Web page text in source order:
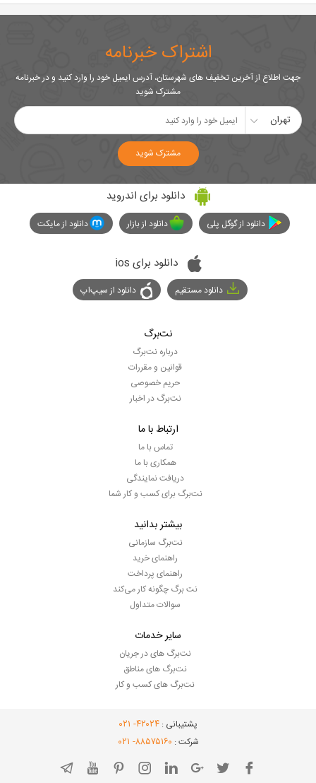
اشتراک خبرنامه
جهت اطلاع از آخرین تخفیف های شهرستان، آدرس ایمیل خود را وارد کنید و در خبرنامه
مشترک شوید
تهران
مشترک شوید
دانلود برای اندروید
دانلود از گوگل پلی دانلود از بازار دانلود از مایکت
دانلود برای ios
دانلود مستقیم دانلود از سیپ‌اپ
نت‌برگ
درباره نت‌برگ
قوانین و مقررات
حریم خصوصی
نت‌برگ در اخبار
ارتباط با ما
تماس با ما
همکاری با ما
دریافت نمایندگی
نت‌برگ برای کسب و کار شما
بیشتر بدانید
نت‌برگ سازمانی
راهنمای خرید
راهنمای پرداخت
نت برگ چگونه کار می‌کند
سوالات متداول
سایر خدمات
نت‌برگ های در جریان
نت‌برگ های مناطق
نت‌برگ های کسب و کار
پشتیبانی : ۴۲۰۲۴- ۰۲۱
شرکت : ۸۸۵۷۵۱۶۰- ۰۲۱